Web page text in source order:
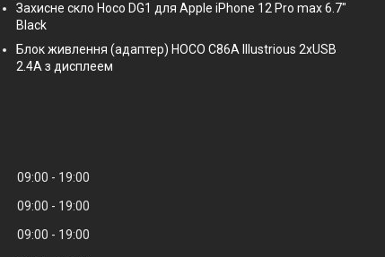
Захисне скло Hoco DG1 для Apple iPhone 12 Pro max 6.7"
Black
Блок живлення (адаптер) HOCO C86A Illustrious 2xUSB
2.4A з дисплеем
09:00
19:00
09:00
19:00
09:00
19:00